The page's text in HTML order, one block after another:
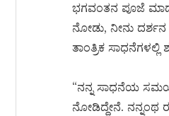
ಭಗವಂತನ ಪೂಜೆ
ನೋಡು, ನೀನು ದರ್ಶನ
ತಾಂತ್ರಿಕ
“ನನ್ನ ಸಾಧನೆಯ
ನೋಡಿದ್ದೇನೆ. ನನ್ನಂಥ